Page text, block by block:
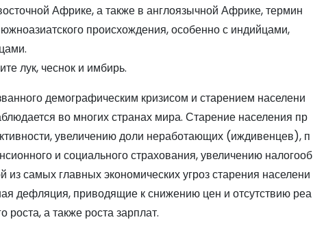
Африке, а также в англоязычной Африке, термин
происхождения, особенно с индийцами,
лук, чеснок и имбирь.
демографическим кризисом и старением населени
во многих странах мира. Старение населения пр
увеличению доли неработающих (иждивенцев), п
и социального страхования, увеличению налогооб
самых главных экономических угроз старения населени
дефляция, приводящие к снижению цен и отсутствию реа
роста, а также роста зарплат.